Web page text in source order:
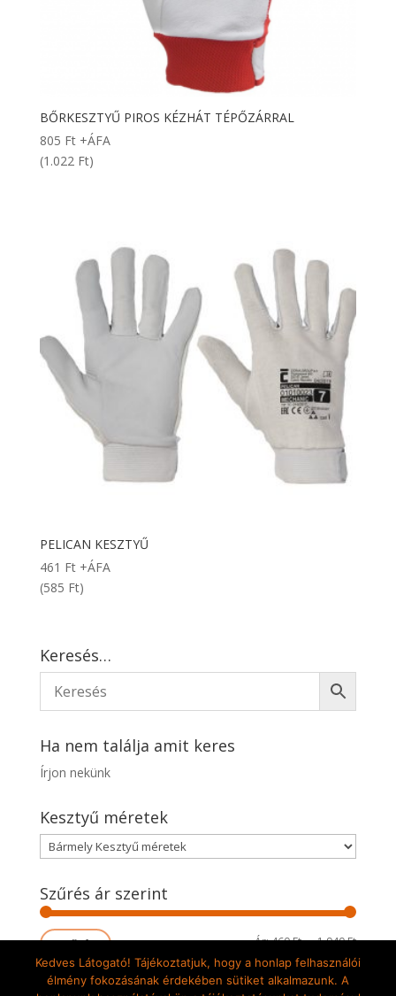
BŐRKESZTYŰ PIROS KÉZHÁT TÉPŐZÁRRAL
805 Ft +ÁFA
(1.022 Ft)
PELICAN KESZTYŰ
461 Ft +ÁFA
(585 Ft)
Keresés…
Ha nem találja amit keres
Írjon nekünk
Kesztyű méretek
Szűrés ár szerint
Min
ár
Max
ár
Szűrés Ár:460 Ft—1.940 Ft
Kedves Látogató! Tájékoztatjuk, hogy a honlap felhasználói
élmény fokozásának érdekében sütiket alkalmazunk. A